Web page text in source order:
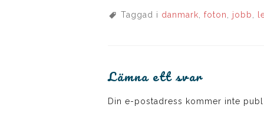
Taggad i danmark ,foton jobb
Lämna ett svar
Din e-postadress kommer inte